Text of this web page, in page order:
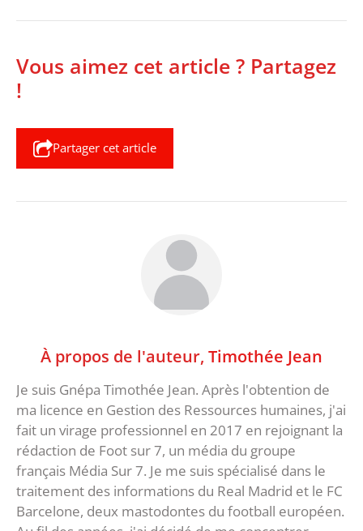
Vous aimez cet article ? Partagez
!
Partager cet article
À propos de l'auteur, Timothée Jean
Je suis Gnépa Timothée Jean. Après l'obtention de
ma licence en Gestion des Ressources humaines, j'ai
fait un virage professionnel en 2017 en rejoignant la
rédaction de Foot sur 7, un média du groupe
français Média Sur 7. Je me suis spécialisé dans le
traitement des informations du Real Madrid et le FC
Barcelone, deux mastodontes du football européen.